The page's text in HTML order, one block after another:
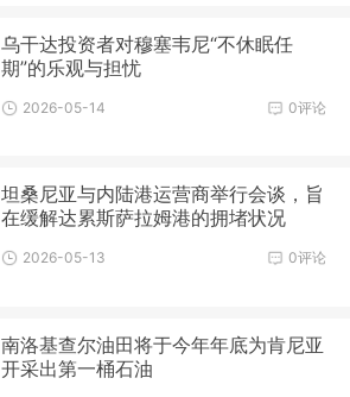
乌干达投资者对穆塞韦尼“不休眠任
期”的乐观与担忧
0评论
2026-05-14
坦桑尼亚与内陆港运营商举行会谈，旨
在缓解达累斯萨拉姆港的拥堵状况
0评论
2026-05-13
南洛基查尔油田将于今年年底为肯尼亚
开采出第一桶石油